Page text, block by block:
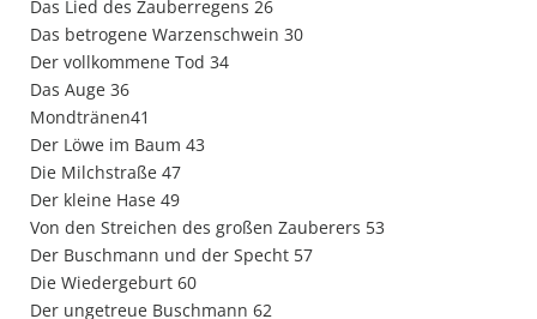
Das Lied des Zauberregens 26
Das betrogene Warzenschwein 30
Der vollkommene Tod 34
Das Auge 36
Mondtränen41
Der Löwe im Baum 43
Die Milchstraße 47
Der kleine Hase 49
Von den Streichen des großen Zauberers 53
Der Buschmann und der Specht 57
Die Wiedergeburt 60
Der ungetreue Buschmann 62